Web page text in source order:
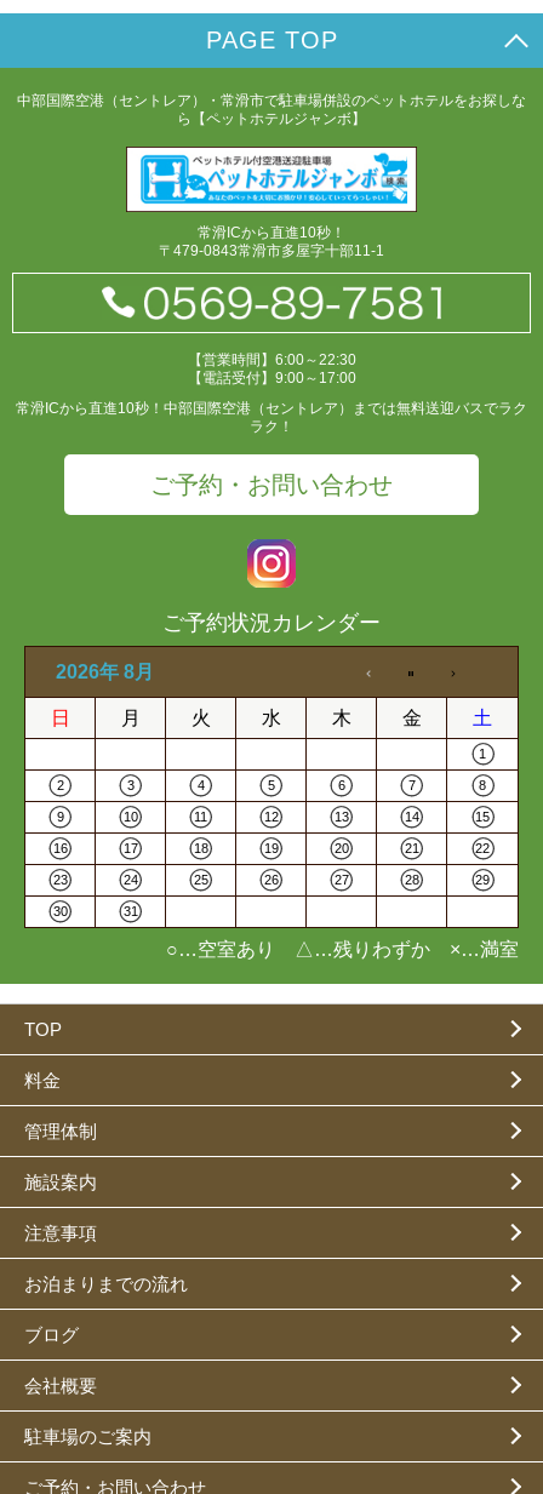
PAGE TOP
中部国際空港（セントレア）・常滑市で駐車場併設のペットホテルをお探しな
ら【ペットホテルジャンボ】
常滑ICから直進10秒！
〒479-0843常滑市多屋字十部11-1
【営業時間】6:00～22:30
【電話受付】9:00～17:00
常滑ICから直進10秒！中部国際空港（セントレア）までは無料送迎バスでラク
ラク！
ご予約・お問い合わせ
ご予約状況カレンダー
2026年 8月
日 月 火 水 木 金 土
1
2 3 4 5 6 7 8
9 10 11 12 13 14 15
16 17 18 19 20 21 22
23 24 25 26 27 28 29
30 31
○…空室あり △…残りわずか ×…満室
TOP
料金
管理体制
施設案内
注意事項
お泊まりまでの流れ
ブログ
会社概要
駐車場のご案内
ご予約・お問い合わせ